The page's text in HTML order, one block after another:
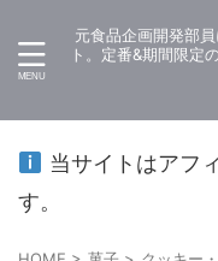
元食品企画開発部
ト。定番&期間限定
当サイトはアフ
す。